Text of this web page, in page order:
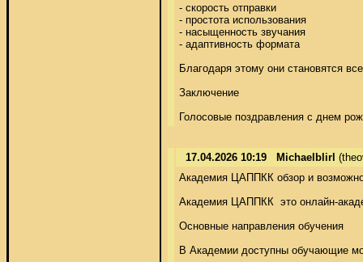
- скорость отправки
- простота использования
- насыщенность звучания
- адаптивность формата
Благодаря этому они становятся
Заключение
Голосовые поздравления с днем
17.04.2026 10:19 Michaelblirl
Академия ЦАППКК обзор и
Академия ЦАППКК  это онлайн-
Основные направления обучения
В Академии доступны обучающие